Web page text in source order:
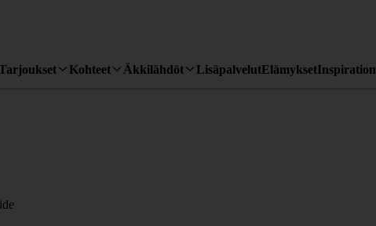
Kohteet Äkkilähdöt LisäpalvelutElämyksetInspiration